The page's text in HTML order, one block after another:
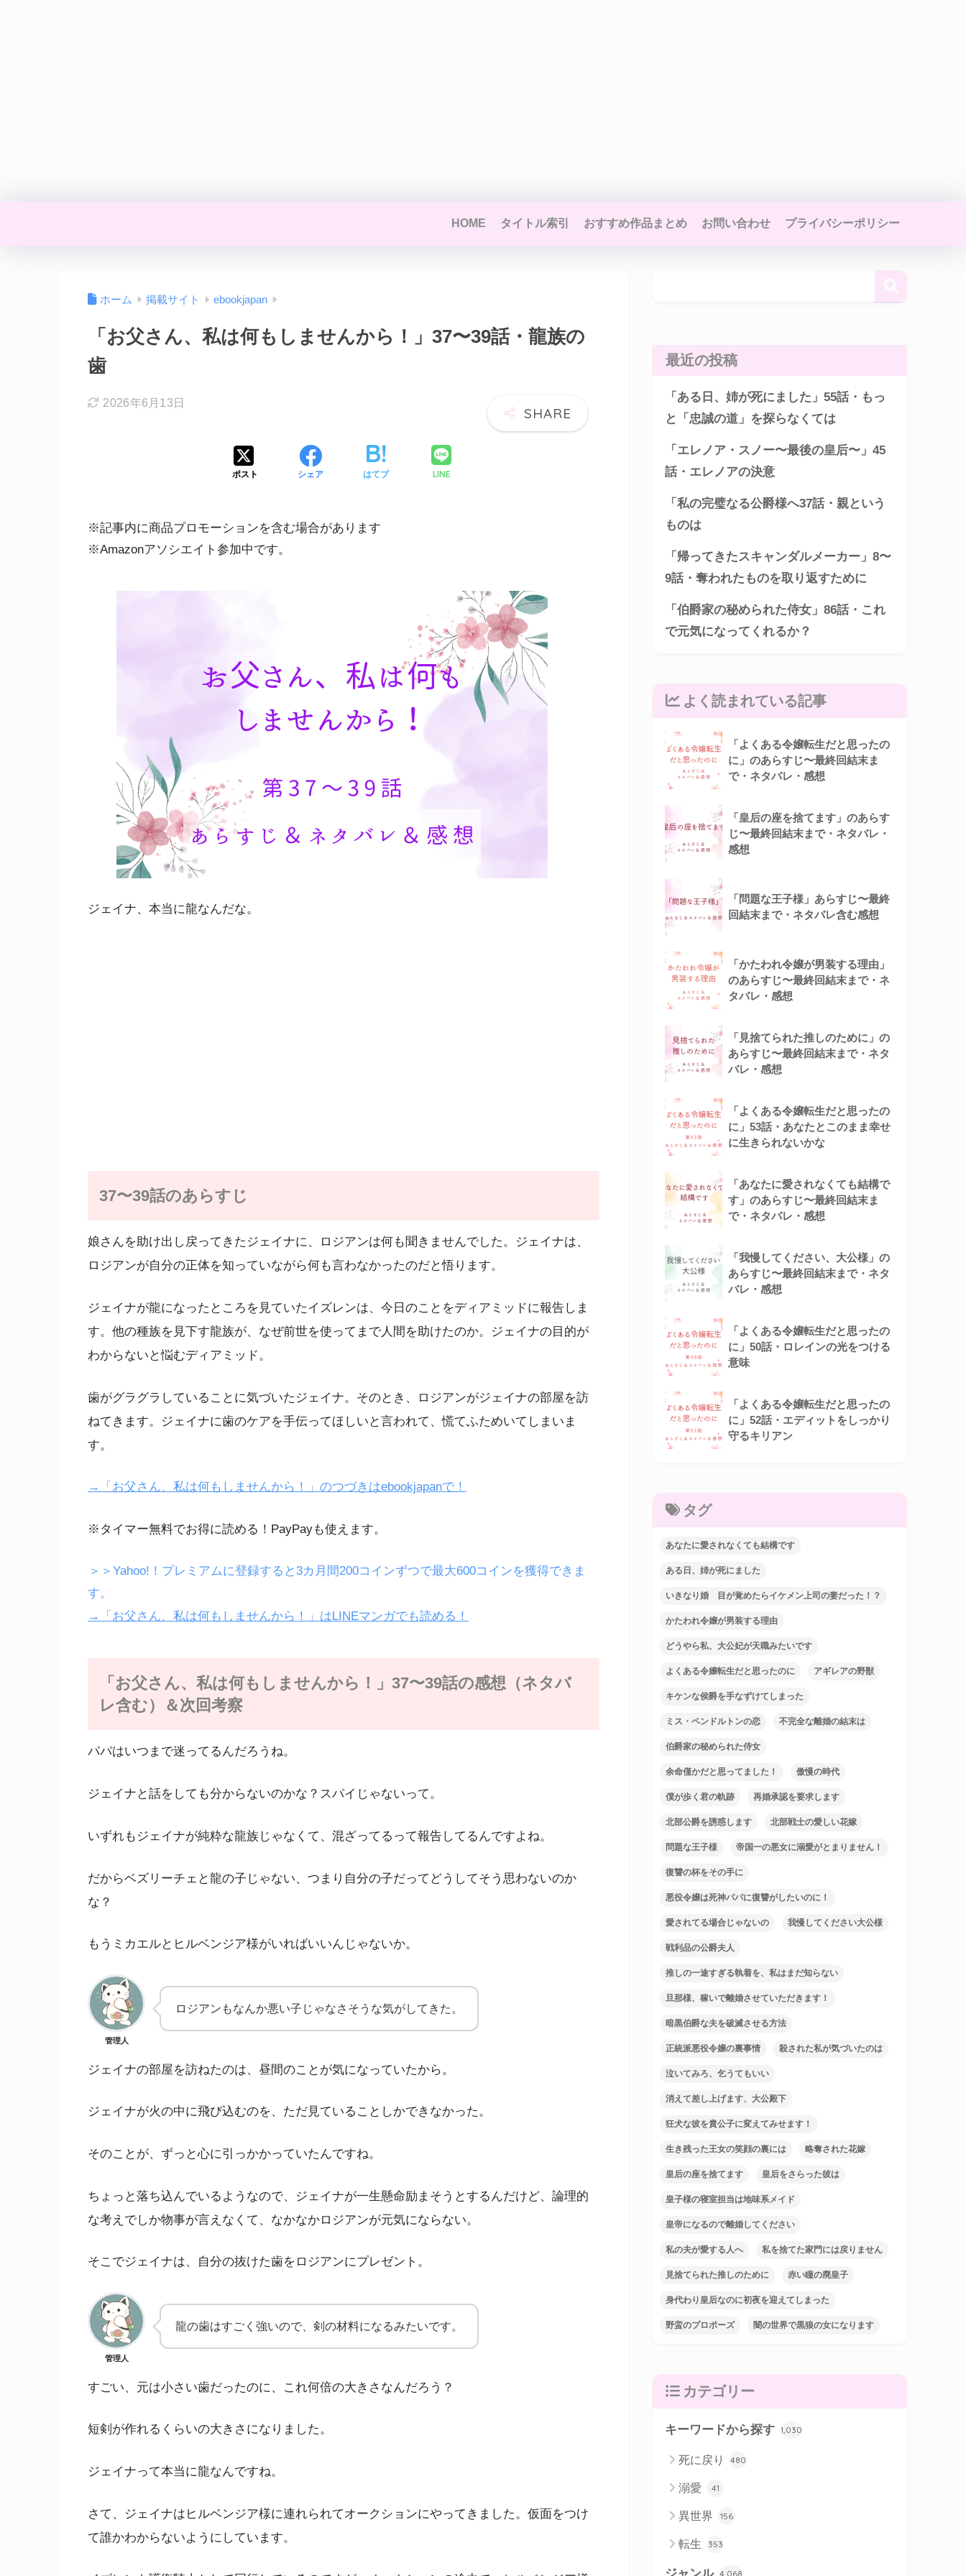
HOME タイトル索引 おすすめ作品まとめ お問い合わせ プライバシーポリシー
ホーム 掲載サイト ebookjapan
「お父さん、私は何もしませんから！」37〜39話・龍族の
歯
2026年6月13日
ポスト シェア はてブ LINE
※記事内に商品プロモーションを含む場合があります
※Amazonアソシエイト参加中です。
ジェイナ、本当に龍なんだな。
37〜39話のあらすじ
娘さんを助け出し戻ってきたジェイナに、ロジアンは何も聞きませんでした。ジェイナは、
ロジアンが自分の正体を知っていながら何も言わなかったのだと悟ります。
ジェイナが龍になったところを見ていたイズレンは、今日のことをディアミッドに報告しま
す。他の種族を見下す龍族が、なぜ前世を使ってまで人間を助けたのか。ジェイナの目的が
わからないと悩むディアミッド。
歯がグラグラしていることに気づいたジェイナ。そのとき、ロジアンがジェイナの部屋を訪
ねてきます。ジェイナに歯のケアを手伝ってほしいと言われて、慌てふためいてしまいま
す。
→「お父さん、私は何もしませんから！」のつづきはebookjapanで！
※タイマー無料でお得に読める！PayPayも使えます。
＞＞Yahoo!！プレミアムに登録すると3カ月間200コインずつで最大600コインを獲得できま
す。
→「お父さん、私は何もしませんから！」はLINEマンガでも読める！
「お父さん、私は何もしませんから！」37〜39話の感想（ネタバ
レ含む）＆次回考察
パパはいつまで迷ってるんだろうね。
ジェイナと話をしても分からないのかな？スパイじゃないって。
いずれもジェイナが純粋な龍族じゃなくて、混ざってるって報告してるんですよね。
だからベズリーチェと龍の子じゃない、つまり自分の子だってどうしてそう思わないのか
な？
もうミカエルとヒルベンジア様がいればいいんじゃないか。
管理人
ロジアンもなんか悪い子じゃなさそうな気がしてきた。
ジェイナの部屋を訪ねたのは、昼間のことが気になっていたから。
ジェイナが火の中に飛び込むのを、ただ見ていることしかできなかった。
そのことが、ずっと心に引っかかっていたんですね。
ちょっと落ち込んでいるようなので、ジェイナが一生懸命励まそうとするんだけど、論理的
な考えでしか物事が言えなくて、なかなかロジアンが元気にならない。
そこでジェイナは、自分の抜けた歯をロジアンにプレゼント。
管理人
龍の歯はすごく強いので、剣の材料になるみたいです。
すごい、元は小さい歯だったのに、これ何倍の大きさなんだろう？
短剣が作れるくらいの大きさになりました。
ジェイナって本当に龍なんですね。
さて、ジェイナはヒルベンジア様に連れられてオークションにやってきました。仮面をつけ
て誰かわからないようにしています。
最近の投稿
「ある日、姉が死にました」55話・もっ
と「忠誠の道」を探らなくては
「エレノア・スノー〜最後の皇后〜」45
話・エレノアの決意
「私の完璧なる公爵様へ37話・親という
ものは
「帰ってきたスキャンダルメーカー」8〜
9話・奪われたものを取り返すために
「伯爵家の秘められた侍女」86話・これ
で元気になってくれるか？
よく読まれている記事
「よくある令嬢転生だと思ったの
に」のあらすじ〜最終回結末ま
で・ネタバレ・感想
「皇后の座を捨てます」のあらす
じ〜最終回結末まで・ネタバレ・
感想
「問題な王子様」あらすじ〜最終
回結末まで・ネタバレ含む感想
「かたわれ令嬢が男装する理由」
のあらすじ〜最終回結末まで・ネ
タバレ・感想
「見捨てられた推しのために」の
あらすじ〜最終回結末まで・ネタ
バレ・感想
「よくある令嬢転生だと思ったの
に」53話・あなたとこのまま幸せ
に生きられないかな
「あなたに愛されなくても結構で
す」のあらすじ〜最終回結末ま
で・ネタバレ・感想
「我慢してください、大公様」の
あらすじ〜最終回結末まで・ネタ
バレ・感想
「よくある令嬢転生だと思ったの
に」50話・ロレインの光をつける
意味
「よくある令嬢転生だと思ったの
に」52話・エディットをしっかり
守るキリアン
タグ
あなたに愛されなくても結構です
ある日、姉が死にました
いきなり婚 目が覚めたらイケメン上司の妻だった！？
かたわれ令嬢が男装する理由
どうやら私、大公妃が天職みたいです
よくある令嬢転生だと思ったのに アギレアの野獣
キケンな侯爵を手なずけてしまった
ミス・ペンドルトンの恋 不完全な離婚の結末は
伯爵家の秘められた侍女
余命僅かだと思ってました！ 傲慢の時代
僕が歩く君の軌跡 再婚承認を要求します
北部公爵を誘惑します 北部戦士の愛しい花嫁
問題な王子様 帝国一の悪女に溺愛がとまりません！
復讐の杯をその手に
悪役令嬢は死神パパに復讐がしたいのに！
愛されてる場合じゃないの 我慢してください大公様
戦利品の公爵夫人
推しの一途すぎる執着を、私はまだ知らない
旦那様、稼いで離婚させていただきます！
暗黒伯爵な夫を破滅させる方法
正統派悪役令嬢の裏事情 殺された私が気づいたのは
泣いてみろ、乞うてもいい
消えて差し上げます、大公殿下
狂犬な彼を貴公子に変えてみせます！
生き残った王女の笑顔の裏には 略奪された花嫁
皇后の座を捨てます 皇后をさらった彼は
皇子様の寝室担当は地味系メイド
皇帝になるので離婚してください
私の夫が愛する人へ 私を捨てた家門には戻りません
見捨てられた推しのために 赤い瞳の廃皇子
身代わり皇后なのに初夜を迎えてしまった
野蛮のプロポーズ 闇の世界で黒狼の女になります
カテゴリー
キーワードから探す 1,030
死に戻り 480
溺愛 41
異世界 156
転生 353
ジャンル 4,068